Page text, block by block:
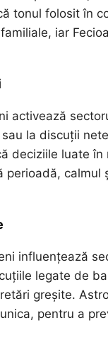
tonul folosit în
iar
activează
la discuții
deciziile luate
influențează
legate de
greșite.
pentru a